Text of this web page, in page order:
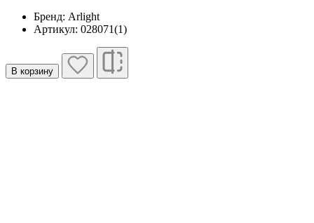
Бренд: Arlight
Артикул: 028071(1)
В корзину